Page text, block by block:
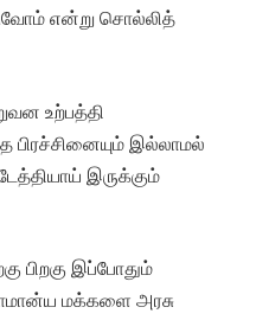
என்று சொல்லித்
உற்பத்தி
இல்லாமல்
இருக்கும்
பிறகு இப்போதும்
மக்களை அரசு